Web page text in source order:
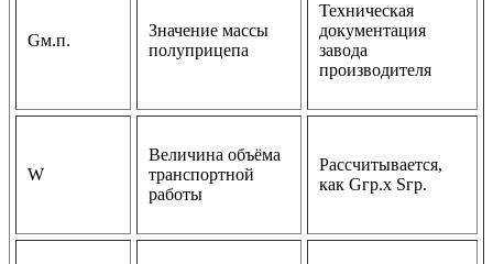
Gм.п.
Значение массы
полуприцепа
Техническая
документация
завода
производителя
W
Величина объёма
транспортной
работы
Рассчитывается,
как Gгр.х Sгр.